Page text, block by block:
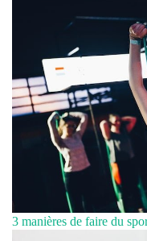
3 manières de faire du